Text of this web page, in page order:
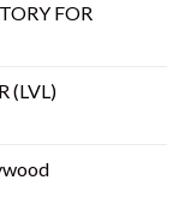
FOR
(LVL)